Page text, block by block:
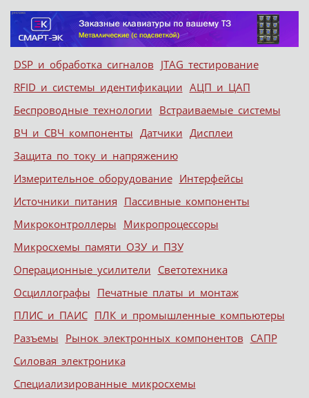
Меню
Skip to content
DSP и обработка сигналов JTAG тестирование
RFID и системы идентификации АЦП и ЦАП
Беспроводные технологии Встраиваемые системы
ВЧ и СВЧ компоненты Датчики Дисплеи
Защита по току и напряжению
Измерительное оборудование Интерфейсы
Источники питания Пассивные компоненты
Микроконтроллеры Микропроцессоры
Микросхемы памяти ОЗУ и ПЗУ
Операционные усилители Светотехника
Осциллографы Печатные платы и монтаж
ПЛИС и ПАИС ПЛК и промышленные компьютеры
Разъемы Рынок электронных компонентов САПР
Силовая электроника
Специализированные микросхемы